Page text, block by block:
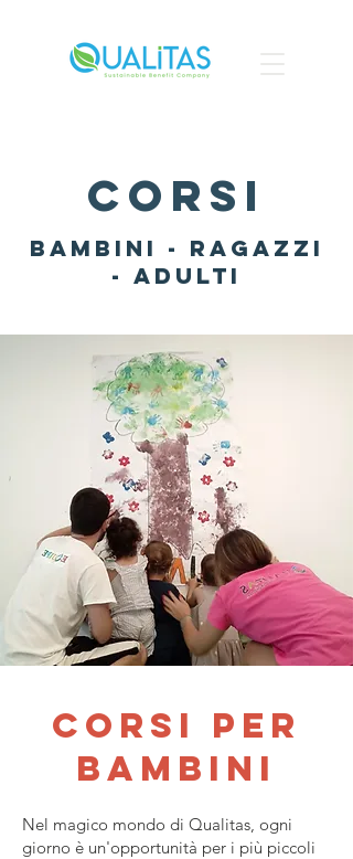
corsi
bambini - ragazzi
- adulti
corsi per
bambini
Nel magico mondo di Qualitas, ogni
giorno è un'opportunità per i più piccoli